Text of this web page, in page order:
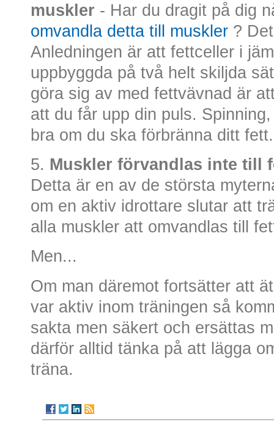
muskler - Har du dragit på dig
omvandla detta till muskler ?
Anledningen är att fettceller i
uppbyggda på två helt skiljda
göra sig av med fettvävnad är
att du får upp din puls.
bra om du ska förbränna ditt fett.
5. Muskler förvandlas inte till
Detta är en av de största
om en aktiv idrottare slutar att
alla muskler att omvandlas till
Men...
Om man däremot fortsätter att
var aktiv inom träningen så
sakta men säkert och ersättas
därför alltid tänka på att lägga
träna.